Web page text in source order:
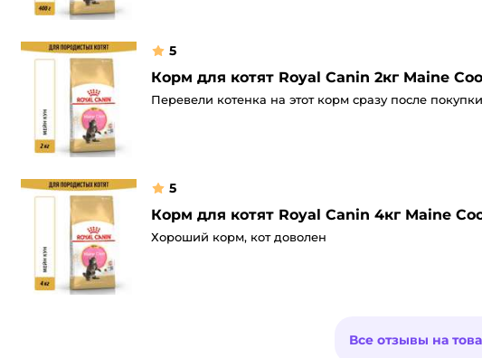
5
Корм для котят Royal Canin 2кг Maine
Перевели котенка на этот корм сразу после
5
Корм для котят Royal Canin 4кг Maine
Хороший корм, кот доволен
Все отзывы на